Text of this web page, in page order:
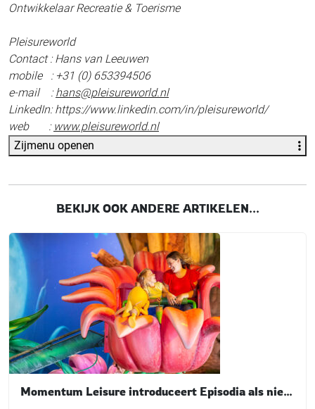
Ontwikkelaar Recreatie & Toerisme
Pleisureworld
Contact : Hans van Leeuwen
mobile : +31 (0) 653394506
e-mail :hans@pleisureworld.nl
LinkedIn: https://www.linkedin.com/in/pleisureworld/
web : www.pleisureworld.nl
Zijmenu openen
BEKIJK OOK ANDERE ARTIKELEN...
Momentum Leisure introduceert Episodia als nieuw merk voor familieparken in Centraal- en Oost-Europa